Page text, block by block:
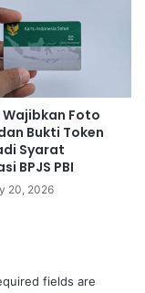
Wajibkan Foto
Bukti Token
Syarat
BPJS PBI
20, 2026
fields are